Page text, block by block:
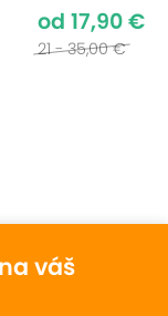
od 17,90 €
21 - 35,00 €
váš